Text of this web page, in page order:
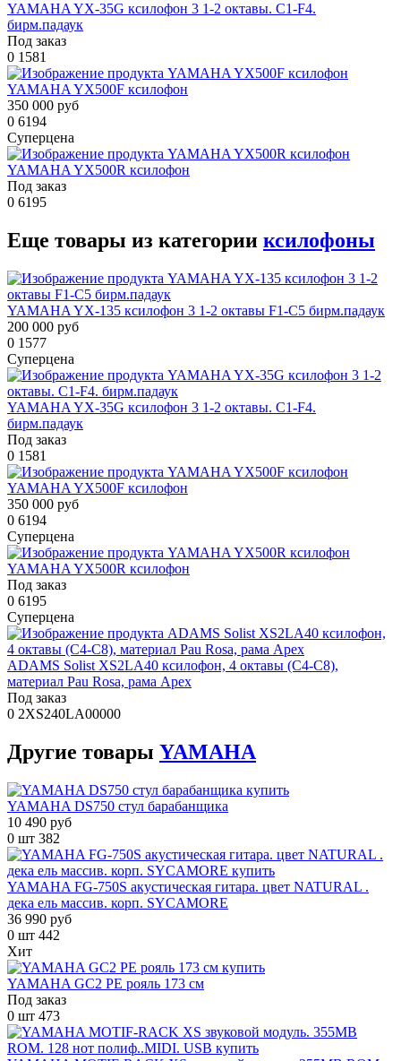
YAMAHA YX-35G ксилофон 3 1-2 октавы. C1-F4.
бирм.падаук
Под заказ
0 1581
YAMAHA YX500F ксилофон
350 000 руб
0 6194
Суперцена
YAMAHA YX500R ксилофон
Под заказ
0 6195
Еще товары из категории ксилофоны
YAMAHA YX-135 ксилофон 3 1-2 октавы F1-C5 бирм.падаук
200 000 руб
0 1577
Суперцена
YAMAHA YX-35G ксилофон 3 1-2 октавы. C1-F4.
бирм.падаук
Под заказ
0 1581
YAMAHA YX500F ксилофон
350 000 руб
0 6194
Суперцена
YAMAHA YX500R ксилофон
Под заказ
0 6195
Суперцена
ADAMS Solist XS2LA40 ксилофон, 4 октавы (С4-С8),
материал Pau Rosa, рама Apex
Под заказ
0 2XS240LA00000
Другие товары YAMAHA
YAMAHA DS750 стул барабанщика
10 490 руб
0 шт 382
YAMAHA FG-750S акустическая гитара. цвет NATURAL .
дека ель массив. корп. SYCAMORE
36 990 руб
0 шт 442
Хит
YAMAHA GC2 PE рояль 173 см
Под заказ
0 шт 473